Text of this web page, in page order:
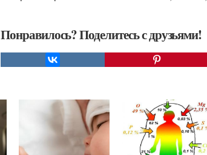
Понравилось? Поделитесь с друзьями!